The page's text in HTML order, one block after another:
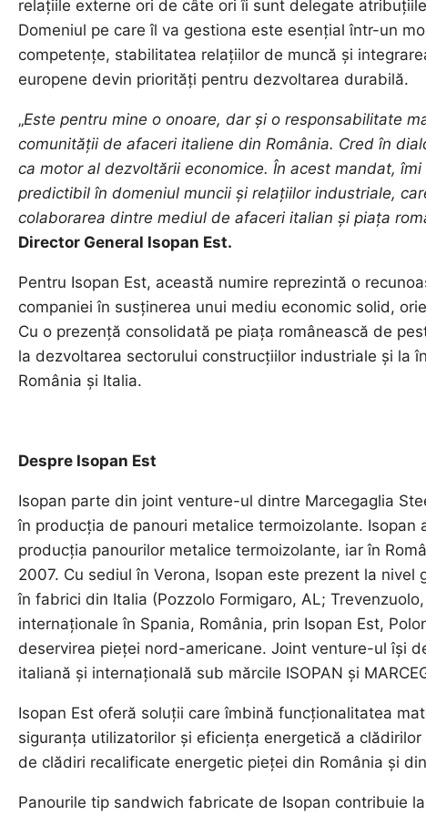
relațiile externe ori de câte ori îi sunt delegate
Domeniul pe care îl va gestiona este esențial într-un
competențe, stabilitatea relațiilor de muncă și
europene devin priorități pentru dezvoltarea durabilă.
„Este pentru mine o onoare, dar și o responsabilitate
comunității de afaceri italiene din România. Cred în
ca motor al dezvoltării economice. În acest mandat,
predictibil în domeniul muncii și relațiilor industriale,
colaborarea dintre mediul de afaceri italian și piața
Director General Isopan Est.
Pentru Isopan Est, această numire reprezintă o
companiei în susținerea unui mediu economic solid,
Cu o prezență consolidată pe piața românească de
la dezvoltarea sectorului construcțiilor industriale și la
România și Italia.
Despre Isopan Est
Isopan parte din joint venture-ul dintre Marcegaglia
în producția de panouri metalice termoizolante. Isopan
producția panourilor metalice termoizolante, iar în
2007. Cu sediul în Verona, Isopan este prezent la
în fabrici din Italia (Pozzolo Formigaro, AL;
internaționale în Spania, România, prin Isopan Est,
deservirea pieței nord-americane. Joint venture-ul își
italiană și internațională sub mărcile ISOPAN și
Isopan Est oferă soluții care îmbină funcționalitatea
siguranța utilizatorilor și eficiența energetică a
de clădiri recalificate energetic pieței din România și
Panourile tip sandwich fabricate de Isopan contribuie